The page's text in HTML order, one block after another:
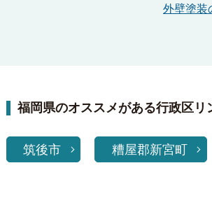
外壁塗装
福岡県のオススメがある行政区リ
筑後市 糟屋郡新宮町